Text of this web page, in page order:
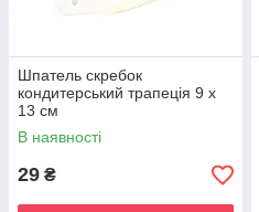
Шпатель скребок
кондитерський трапеція 9 х
13 см
В наявності
29 ₴